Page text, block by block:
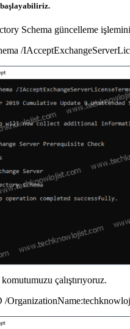
Schema güncelleme işlemini
/
çalıştırıyoruz.
/